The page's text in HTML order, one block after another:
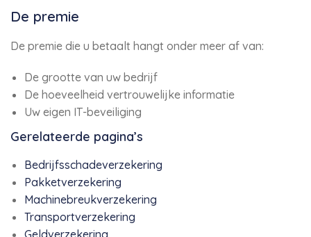
De premie
De premie die u betaalt hangt onder meer af van:
De grootte van uw bedrijf
De hoeveelheid vertrouwelijke informatie
Uw eigen IT-beveiliging
Gerelateerde pagina’s
Bedrijfsschadeverzekering
Pakketverzekering
Machinebreukverzekering
Transportverzekering
Geldverzekering